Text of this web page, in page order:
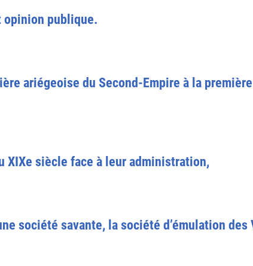
publique.
ariégeoise du Second-Empire à la
XIXe siècle face à leur administration,
société savante, la société d’émulation des